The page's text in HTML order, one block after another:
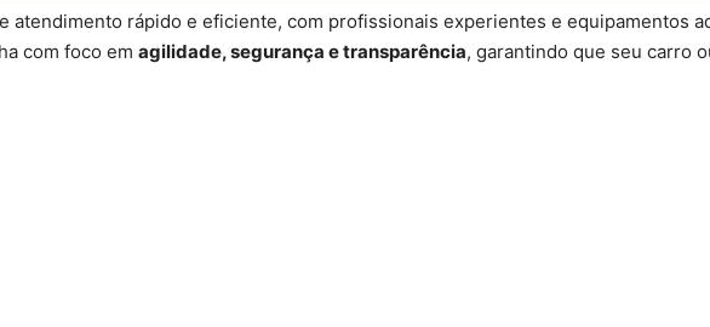
atendimento rápido e eficiente, com profissionais experientes e equipamentos
com foco em agilidade, segurança e transparência, garantindo que seu carro